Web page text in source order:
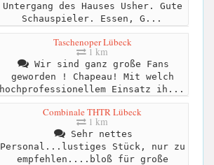
Untergang des Hauses Usher. Gute
Schauspieler. Essen, G...
Taschenoper Lübeck
1 km
Wir sind ganz große Fans
geworden ! Chapeau! Mit welch
hochprofessionellem Einsatz ih...
Combinale THTR Lübeck
1 km
Sehr nettes
Personal...lustiges Stück, nur zu
empfehlen....bloß für große